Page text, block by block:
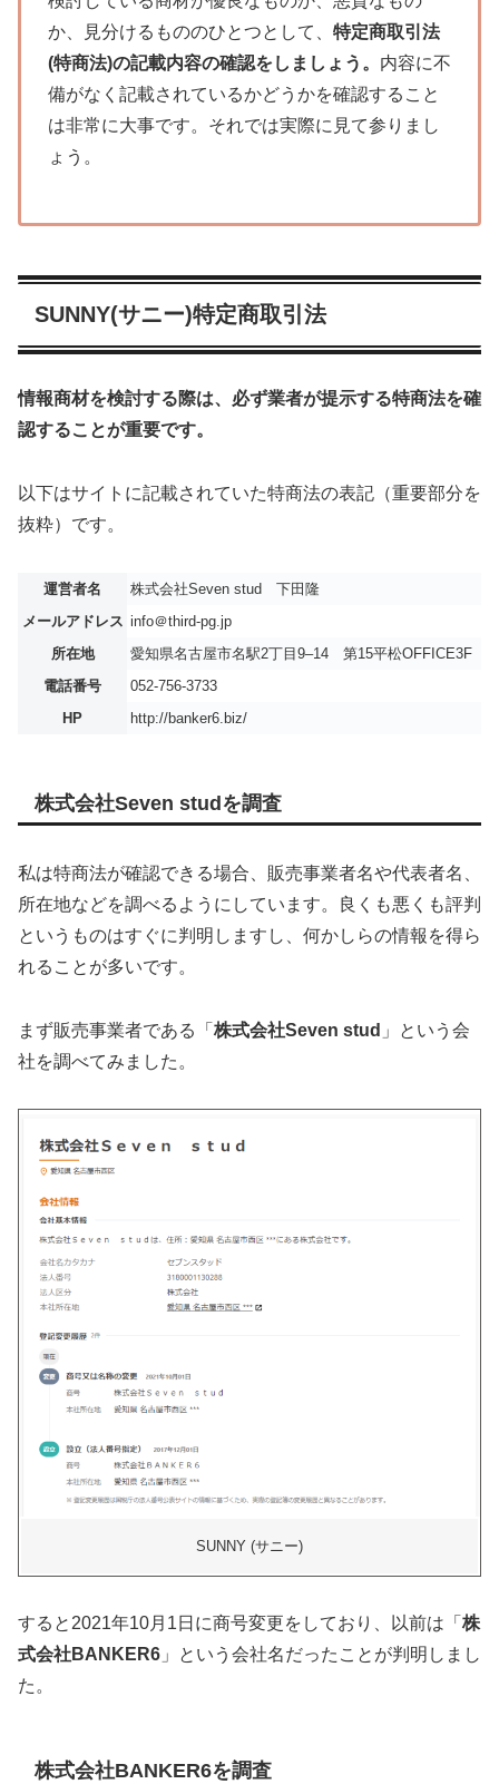
か、
見分けるもののひとつとして、 特定商取引法
(特商法)の記載内容の確認をしましょう。 内容に不
備がなく記載されているかどうかを確認すること
は非常に大事です。それでは実際に見て参りまし
ょう。
SUNNY(サニー)特定商取引法
情報商材を検討する際は、必ず業者が提示する特商法を確
認することが重要です。
以下はサイトに記載されていた特商法の表記（重要部分を
抜粋）です。
運営者名
株式会社Seven stud 下田隆
メールアドレス info＠third-pg.jp
所在地
愛知県名古屋市名駅2丁目9–14 第15平松OFFICE3F
電話番号
052-756-3733
HP
http://banker6.biz/
株式会社Seven studを調査
私は特商法が確認できる場合、販売事業者名や代表者名、
所在地などを調べるようにしています。良くも悪くも評判
というものはすぐに判明しますし、何かしらの情報を得ら
れることが多いです。
まず販売事業者である「 株式会社Seven stud 」という会
社を調べてみました。
SUNNY (サニー)
すると2021年10月1日に商号変更をしており、以前は「 株
式会社BANKER6 」という会社名だったことが判明しまし
た。
株式会社BANKER6を調査